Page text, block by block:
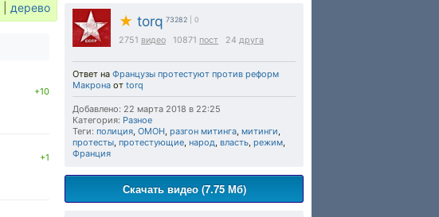
★ torq 73282 | 0
2751 видео 10871 пост 24 друга
Ответ на Французы протестуют против реформ
Макрона от torq
Добавлено: 22 марта 2018 в 22:25
Категория: Разное
Теги: полиция, ОМОН, разгон митинга, митинги,
протесты, протестующие, народ, власть, режим,
Франция
Скачать видео (7.75 Мб)
дерево
+10
+1